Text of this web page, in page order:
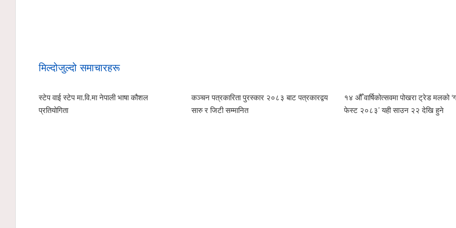
मिल्दोजुल्दो समाचारहरू
स्टेप वाई स्टेप मा.वि.मा नेपाली भाषा कौशल
प्रतियोगिता
कञ्चन पत्रकारिता पुरस्कार २०८३ बाट पत्रकारद्वय
सारु र जिटी सम्मानित
१४ औँ वार्षिकोत्सवमा पोखरा ट्रेड मलको
फेस्ट २०८३’ यही साउन २२ देखि हुने